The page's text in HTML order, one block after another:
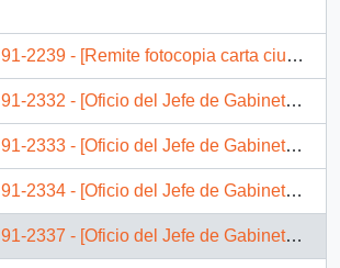
91-2239 - [Remite fotocopia carta ciudadana para su respuesta]
91-2332 - [Oficio del Jefe de Gabinete Presidencial dirigido al Subsecretario del Trabajo]
91-2333 - [Oficio del Jefe de Gabinete Presidencial dirigido al Subsecretario de Desarrollo Regional y Administrativo]
91-2334 - [Oficio del Jefe de Gabinete Presidencial dirigido al Subsecretario de Relaciones Exteriores]
91-2337 - [Oficio del Jefe de Gabinete Presidencial dirigido al Secretario Regional Ministerial de Vivienda y Urbanismo de la VI Región]